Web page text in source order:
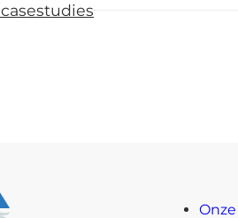
casestudies